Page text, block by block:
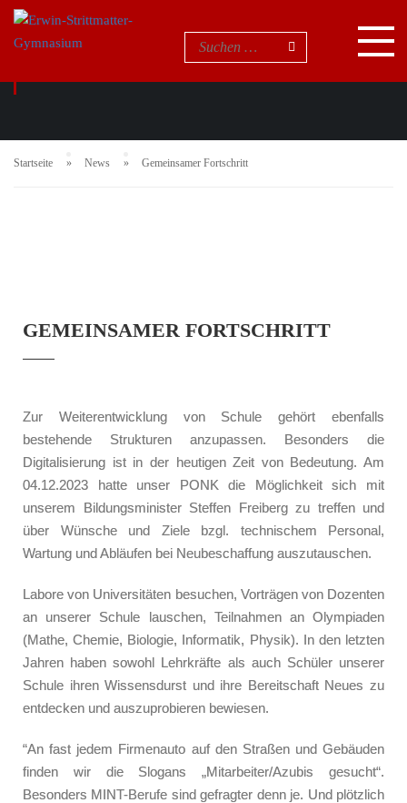
NEUIGKEITEN
Startseite News Gemeinsamer Fortschritt
GEMEINSAMER FORTSCHRITT
Zur Weiterentwicklung von Schule gehört ebenfalls
bestehende Strukturen anzupassen. Besonders die
Digitalisierung ist in der heutigen Zeit von Bedeutung. Am
04.12.2023 hatte unser PONK die Möglichkeit sich mit
unserem Bildungsminister Steffen Freiberg zu treffen und
über Wünsche und Ziele bzgl. technischem Personal,
Wartung und Abläufen bei Neubeschaffung auszutauschen.
Labore von Universitäten besuchen, Vorträgen von Dozenten
an unserer Schule lauschen, Teilnahmen an Olympiaden
(Mathe, Chemie, Biologie, Informatik, Physik). In den letzten
Jahren haben sowohl Lehrkräfte als auch Schüler unserer
Schule ihren Wissensdurst und ihre Bereitschaft Neues zu
entdecken und auszuprobieren bewiesen.
“An fast jedem Firmenauto auf den Straßen und Gebäuden
finden wir die Slogans „Mitarbeiter/Azubis gesucht“.
Besonders MINT-Berufe sind gefragter denn je. Und plötzlich